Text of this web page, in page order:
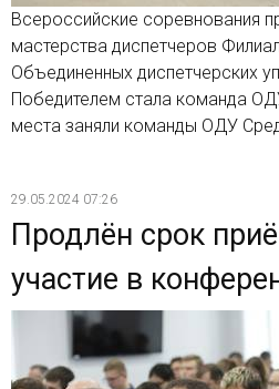
Всероссийские соревнования
мастерства диспетчеров
Объединенных диспетчерских
Победителем стала команда
места заняли команды ОДУ
29.05.2024 07:26
Продлён срок
участие в